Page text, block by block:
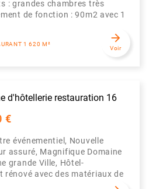
: grandes chambres très
de fonction : 90m2 avec 1
1 620 M²
arrow_forward
Voir
d'hôtellerie restauration 16
€
événementiel, Nouvelle
assuré, Magnifique Domaine
grande Ville, Hôtel-
rénové avec des matériaux de